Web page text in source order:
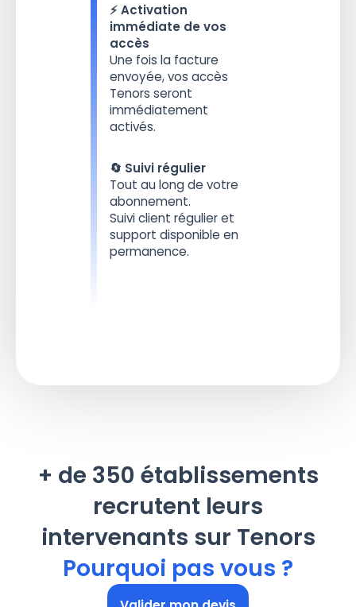
⚡️ Activation
immédiate de vos
accès
Une fois la facture
envoyée, vos accès
Tenors seront
immédiatement
activés.
🔄 Suivi régulier
Tout au long de votre
abonnement.
Suivi client régulier et
support disponible en
permanence.
+ de 350 établissements
recrutent leurs
intervenants sur Tenors
Pourquoi pas vous ?